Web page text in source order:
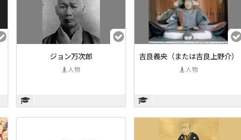
ジョン万次郎
人物
吉良義央（または吉良上野介）
人物